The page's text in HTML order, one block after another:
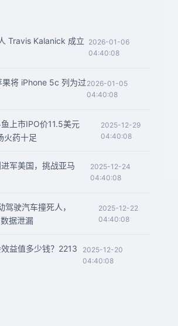
Travis Kalanick 成立 2026-01-06
04:40:08
果将 iPhone 5c 列为过 2026-01-05
04:40:08
鱼上市IPO价11.5美元
火药十足
2025-12-29
04:40:08
军美国，挑战亚马
2025-12-24
04:40:08
驶汽车撞死人，
据泄漏
2025-12-22
04:40:08
益值多少钱？2213
2025-12-20
04:40:08